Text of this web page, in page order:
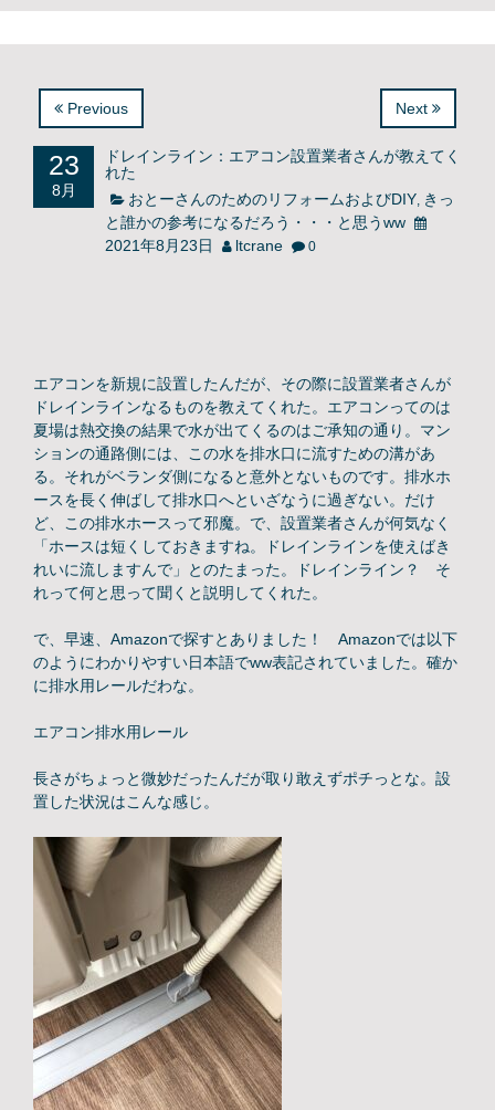
Previous Next
23
8月
ドレインライン：エアコン設置業者さんが教えてく
れた
おとーさんのためのリフォームおよびDIY, きっ
と誰かの参考になるだろう・・・と思うww
2021年8月23日
ltcrane 0
エアコンを新規に設置したんだが、その際に設置業者さんが
ドレインラインなるものを教えてくれた。エアコンってのは
夏場は熱交換の結果で水が出てくるのはご承知の通り。マン
ションの通路側には、この水を排水口に流すための溝があ
る。それがベランダ側になると意外とないものです。排水ホ
ースを長く伸ばして排水口へといざなうに過ぎない。だけ
ど、この排水ホースって邪魔。で、設置業者さんが何気なく
「ホースは短くしておきますね。ドレインラインを使えばき
れいに流しますんで」とのたまった。ドレインライン？ そ
れって何と思って聞くと説明してくれた。
で、早速、Amazonで探すとありました！ Amazonでは以下
のようにわかりやすい日本語でww表記されていました。確か
に排水用レールだわな。
エアコン排水用レール
長さがちょっと微妙だったんだが取り敢えずポチっとな。設
置した状況はこんな感じ。